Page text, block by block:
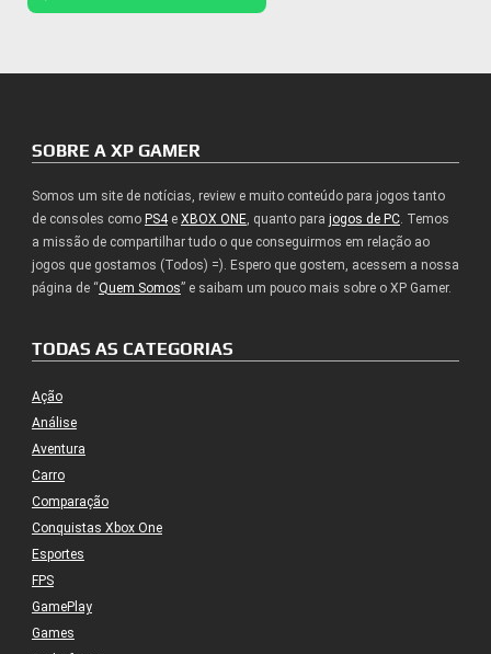
SOBRE A XP GAMER
Somos um site de notícias, review e muito conteúdo para jogos tanto
de consoles como PS4e XBOX ONE, quanto para jogos de PC. Temos
a missão de compartilhar tudo o que conseguirmos em relação ao
jogos que gostamos (Todos) =). Espero que gostem, acessem a nossa
página de “Quem Somos” e saibam um pouco mais sobre o XP Gamer.
TODAS AS CATEGORIAS
Ação
Análise
Aventura
Carro
Comparação
Conquistas Xbox One
Esportes
FPS
GamePlay
Games